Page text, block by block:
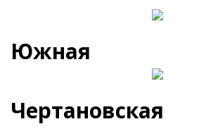
Южная
Чертановская